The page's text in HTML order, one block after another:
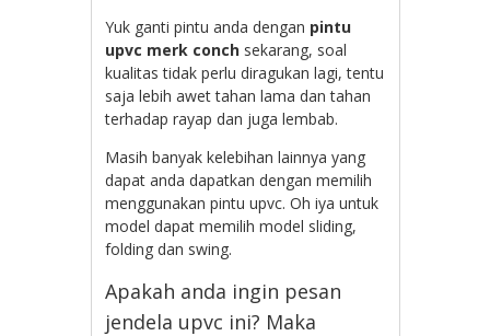
Yuk ganti pintu anda dengan pintu
upvc merk conch sekarang, soal
kualitas tidak perlu diragukan lagi, tentu
saja lebih awet tahan lama dan tahan
terhadap rayap dan juga lembab.
Masih banyak kelebihan lainnya yang
dapat anda dapatkan dengan memilih
menggunakan pintu upvc. Oh iya untuk
model dapat memilih model sliding,
folding dan swing.
Apakah anda ingin pesan
jendela upvc ini? Maka